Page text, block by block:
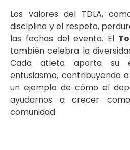
Los valores del TDLA,
disciplina y el respeto,
las fechas del evento. El
también celebra la
Cada atleta aporta su
entusiasmo, contribuyendo
un ejemplo de cómo el
ayudarnos a crecer
comunidad.